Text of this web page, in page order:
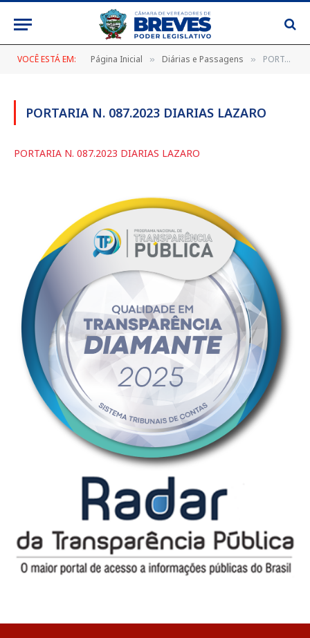
VOCÊ ESTÁ EM: Página Inicial » Diárias e Passagens » PORTARIA N. 087.2023 DIARIAS LAZARO
PORTARIA N. 087.2023 DIARIAS LAZARO
PORTARIA N. 087.2023 DIARIAS LAZARO